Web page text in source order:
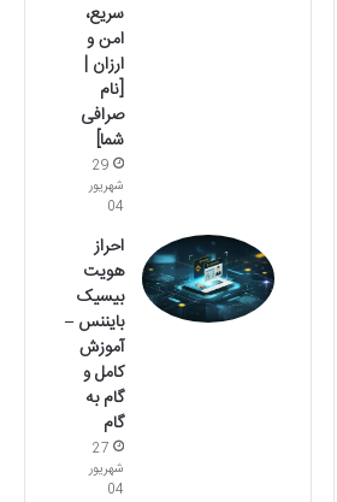
سریع،
امن و
ارزان |
[نام
صرافی
شما]
29
شهریور
04
احراز
هویت
بیسیک
بایننس –
آموزش
کامل و
گام به
گام
27
شهریور
04